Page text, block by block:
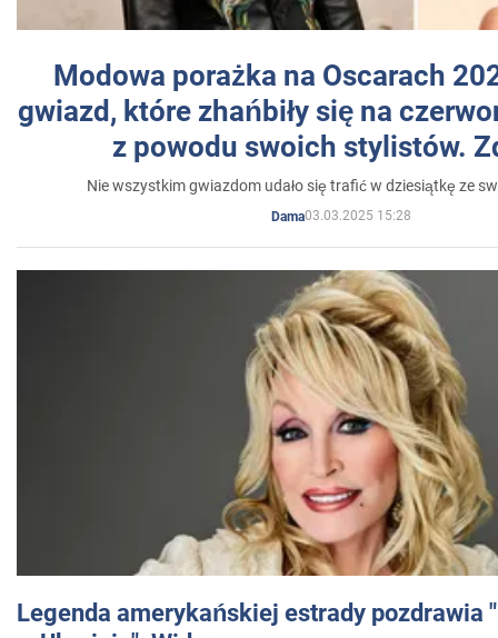
Modowa porażka na Oscarach
gwiazd, które zhańbiły się na
z powodu swoich stylistów.
Nie wszystkim gwiazdom udało się trafić w dziesiątkę ze
Dama03.03.2025 15:28
Legenda amerykańskiej estrady pozdrawia